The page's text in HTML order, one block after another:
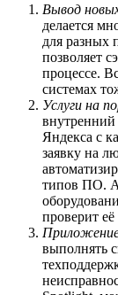
Вывод
делается
для разных
позволяет
процессе.
системах
Услуги на
внутренний
Яндекса с
заявку на
типов ПО. А
проверит
выполнять